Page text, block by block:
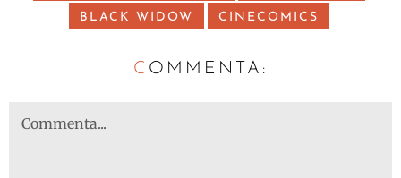
BLACK WIDOW CINECOMICS
C OMMENTA: